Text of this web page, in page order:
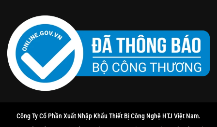
Công Ty Cổ Phần Xuất Nhập Khẩu Thiết Bị Công Nghệ HTJ Việt Nam.